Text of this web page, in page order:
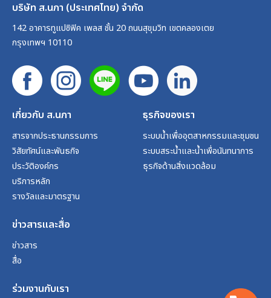
บริษัท ส.นภา (ประเทศไทย) จำกัด
142 อาคารทูแปซิฟิค เพลส ชั้น 20 ถนนสุขุมวิท เขตคลองเตย
กรุงเทพฯ 10110
เกี่ยวกับ ส.นภา
สารจากประธานกรรมการ
วิสัยทัศน์และพันธกิจ
ประวัติองค์กร
บริการหลัก
รางวัลและมาตรฐาน
ธุรกิจของเรา
ระบบน้ำเพื่ออุตสาหกรรมและชุมชน
ระบบสระน้ำและน้ำเพื่อนันทนาการ
ธุรกิจด้านสิ่งแวดล้อม
ข่าวสารและสื่อ
ข่าวสาร
สื่อ
ร่วมงานกับเรา